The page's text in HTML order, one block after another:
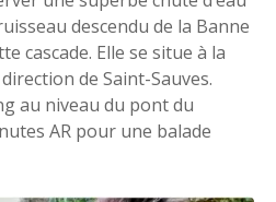
descendu de la Banne
cascade. Elle se situe à la
de Saint-Sauves.
au niveau du pont du
AR pour une balade